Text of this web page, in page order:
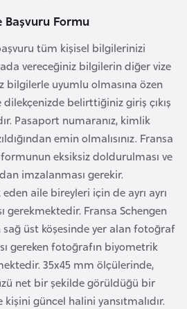
Başvuru Formu
tüm kişisel bilgilerinizi
vereceğiniz bilgilerin diğer vize
bilgilerle uyumlu olmasına özen
belirttiğiniz giriş çıkış
Pasaport numaranız, kimlik
emin olmalısınız. Fransa
eksiksiz doldurulması ve
imzalanması gerekir.
aile bireyleri için de ayrı ayrı
gerekmektedir. Fransa Schengen
üst köşesinde yer alan fotoğraf
gereken fotoğrafın biyometrik
35x45 mm ölçülerinde,
net bir şekilde görüldüğü bir
güncel halini yansıtmalıdır.